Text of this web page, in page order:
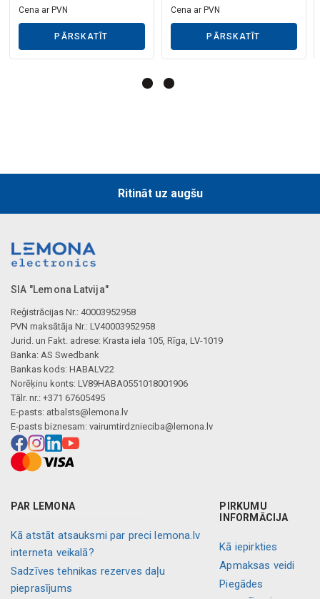
Mākslīgā intelekta apraksts
Mākslīgā intelekta apraksts
Mākslīgā intelekta apraksts
Cena ar PVN
PĀRSKATĪT
Cena ar PVN
PĀRSKATĪT
Ritināt uz augšu
SIA "Lemona Latvija"
Reģistrācijas Nr.: 40003952958
PVN maksātāja Nr.: LV40003952958
Jurid. un Fakt. adrese: Krasta iela 105, Rīga, LV-1019
Banka: AS Swedbank
Bankas kods: HABALV22
Norēķinu konts: LV89HABA0551018001906
Tālr. nr.: +371 67605495
E-pasts: atbalsts@lemona.lv
E-pasts biznesam: vairumtirdznieciba@lemona.lv
PAR LEMONA
Kā atstāt atsauksmi par preci lemona.lv
interneta veikalā?
Sadzīves tehnikas rezerves daļu
pieprasījums
PIRKUMU
INFORMĀCIJA
Kā iepirkties
Apmaksas veidi
Piegādes